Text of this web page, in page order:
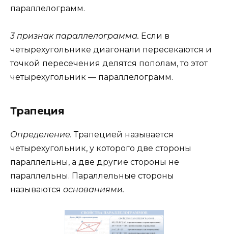
параллелограмм.
3 признак параллелограмма. Если в
четырехугольнике диагонали пересекаются и
точкой пересечения делятся пополам, то этот
четырехугольник — параллелограмм.
Трапеция
Определение. Трапецией называется
четырехугольник, у которого две стороны
параллельны, а две другие стороны не
параллельны. Параллельные стороны
называются основаниями.